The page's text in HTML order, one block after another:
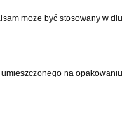
może być stosowany w
na